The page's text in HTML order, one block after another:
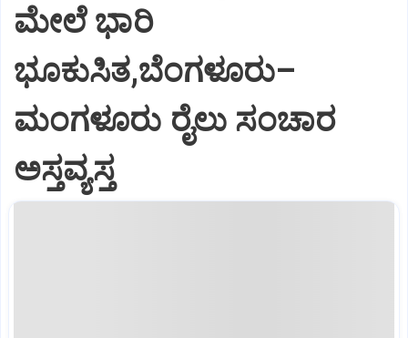
ಮೇಲೆ ಭಾರಿ
ಭೂಕುಸಿತ,ಬೆಂಗಳೂರು–
ಮಂಗಳೂರು ರೈಲು ಸಂಚಾರ
ಅಸ್ತವ್ಯಸ್ತ